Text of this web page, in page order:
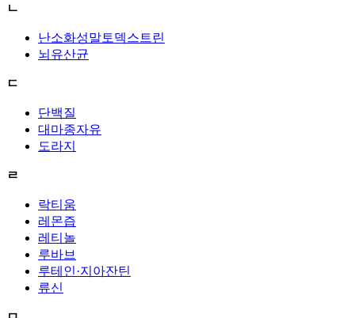
ㄴ
난소화성말토덱스트린
뇌유산균
ㄷ
단백질
대마종자유
도라지
ㄹ
락티움
레몬즙
레티놀
루바브
루테인·지아잔틴
류신